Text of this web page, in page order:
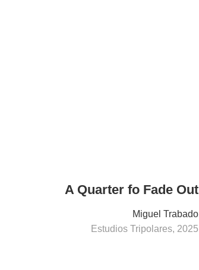
A Quarter fo Fade Out
Miguel Trabado
Estudios Tripolares, 2025